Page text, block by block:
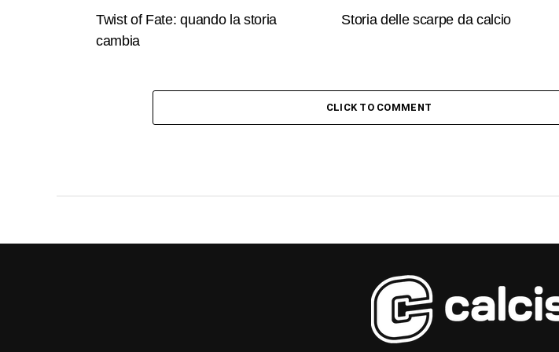
Twist of Fate: quando la storia
cambia
Storia delle scarpe da calcio
CLICK TO COMMENT